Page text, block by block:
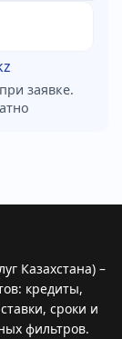
заявке.
Казахстана) –
кредиты,
сроки и
фильтров.